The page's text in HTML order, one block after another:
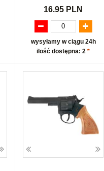
16.95 PLN
wysyłamy w ciągu 24h
ilość dostępna: 2 *